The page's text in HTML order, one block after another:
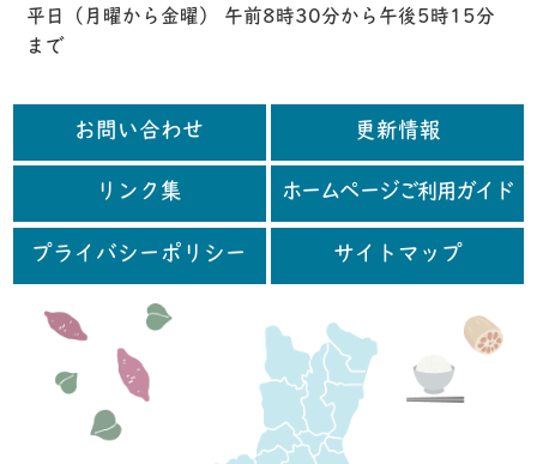
平日（月曜から金曜） 午前8時30分から午後5時15分
まで
お問い合わせ 更新情報
リンク集 ホームページご利用ガイド
プライバシーポリシー サイトマップ